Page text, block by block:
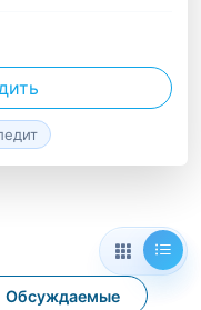
Обсуждаемые